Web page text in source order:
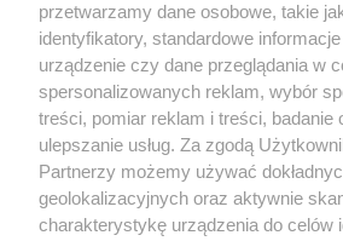
Iga Świątek
rywalkę w WTA
Polka
ostatnią
przetwarzamy dane osobowe, takie
identyfikatory, standardowe
urządzenie czy dane przeglądania w
spersonalizowanych reklam, wybór
treści, pomiar reklam i treści, badanie
ulepszanie usług. Za zgodą
Partnerzy możemy używać
geolokalizacyjnych oraz aktywnie
charakterystykę urządzenia do celów